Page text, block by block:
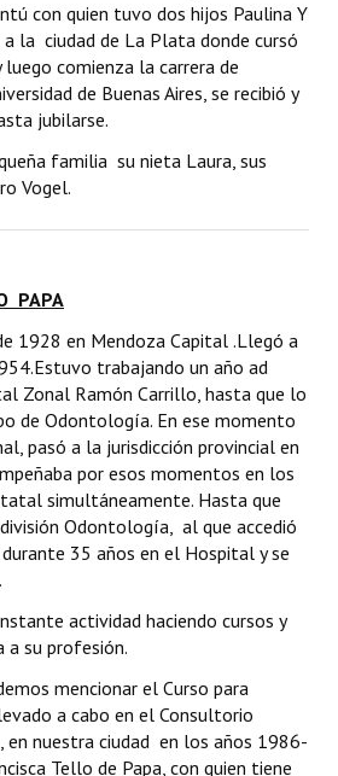
con quien tuvo dos hijos Paulina Y
la ciudad de La Plata donde cursó
comienza la carrera de
de Buenas Aires, se recibió y
jubilarse.
familia su nieta Laura, sus
Vogel.
PAPA
1928 en Mendoza Capital .Llegó a
trabajando un año ad
Zonal Ramón Carrillo, hasta que lo
de Odontología. En ese momento
pasó a la jurisdicción provincial en
por esos momentos en los
simultáneamente. Hasta que
Odontología, al que accedió
35 años en el Hospital y se
actividad haciendo cursos y
a su profesión.
mencionar el Curso para
a cabo en el Consultorio
nuestra ciudad en los años 1986-
Tello de Papa, con quien tiene